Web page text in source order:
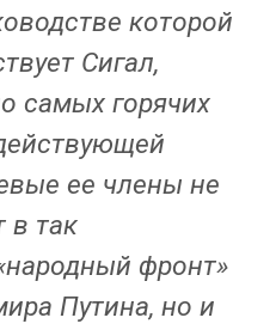
которой
Сигал,
самых горячих
ее члены не
в так
фронт»
Путина, но и